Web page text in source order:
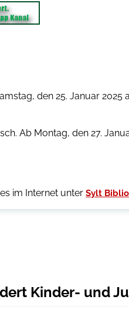
den 25. Januar
Ab Montag, den 27.
im Internet unter Sylt
Kinder- und